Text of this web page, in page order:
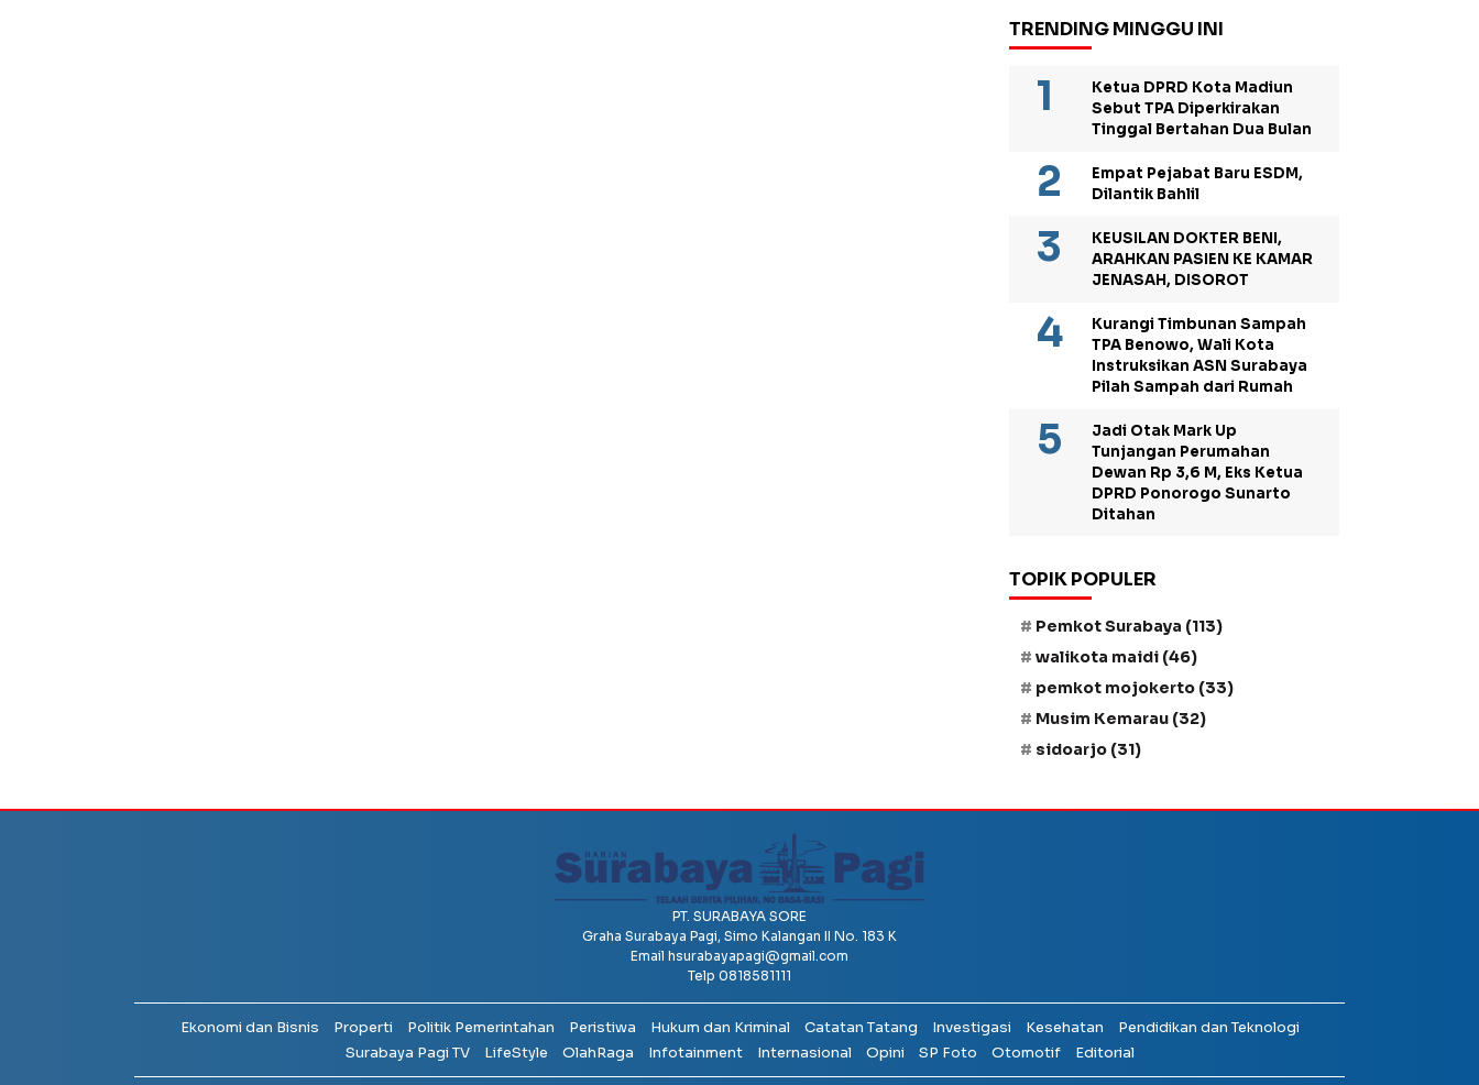
TRENDING MINGGU INI
Ketua DPRD Kota Madiun
Sebut TPA Diperkirakan
Tinggal Bertahan Dua Bulan
Empat Pejabat Baru ESDM,
Dilantik Bahlil
KEUSILAN DOKTER BENI,
ARAHKAN PASIEN KE KAMAR
JENASAH, DISOROT
Kurangi Timbunan Sampah
TPA Benowo, Wali Kota
Instruksikan ASN Surabaya
Pilah Sampah dari Rumah
Jadi Otak Mark Up
Tunjangan Perumahan
Dewan Rp 3,6 M, Eks Ketua
DPRD Ponorogo Sunarto
Ditahan
TOPIK POPULER
Pemkot Surabaya (113)
walikota maidi (46)
pemkot mojokerto (33)
Musim Kemarau (32)
sidoarjo (31)
PT. SURABAYA SORE
Graha Surabaya Pagi, Simo Kalangan II No. 183 K
Email hsurabayapagi@gmail.com
Telp 0818581111
Ekonomi dan Bisnis Properti Politik Pemerintahan Peristiwa Hukum dan Kriminal Catatan Tatang Investigasi Kesehatan
Pendidikan dan Teknologi
Surabaya Pagi TV
LifeStyle OlahRaga Infotainment Internasional Opini SP Foto Otomotif Editorial